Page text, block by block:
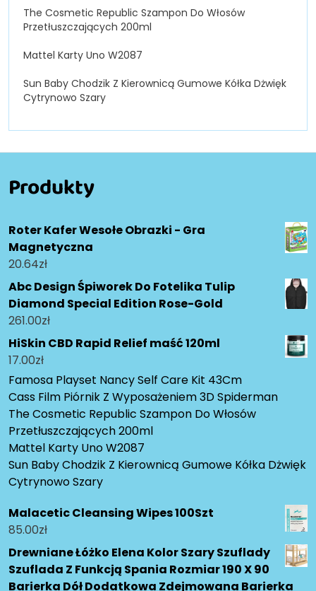
The Cosmetic Republic Szampon Do Włosów
Przetłuszczających 200ml
Mattel Karty Uno W2087
Sun Baby Chodzik Z Kierownicą Gumowe Kółka Dżwięk
Cytrynowo Szary
Produkty
Roter Kafer Wesołe Obrazki - Gra
Magnetyczna
20.64zł
Abc Design Śpiworek Do Fotelika Tulip
Diamond Special Edition Rose-Gold
261.00zł
HiSkin CBD Rapid Relief maść 120ml
17.00zł
Famosa Playset Nancy Self Care Kit 43Cm
Cass Film Piórnik Z Wyposażeniem 3D Spiderman
The Cosmetic Republic Szampon Do Włosów
Przetłuszczających 200ml
Mattel Karty Uno W2087
Sun Baby Chodzik Z Kierownicą Gumowe Kółka Dżwięk
Cytrynowo Szary
Malacetic Cleansing Wipes 100Szt
85.00zł
Drewniane Łóżko Elena Kolor Szary Szuflady
Szuflada Z Funkcją Spania Rozmiar 190 X 90
Barierka Dół Dodatkowa Zdejmowana Barierka